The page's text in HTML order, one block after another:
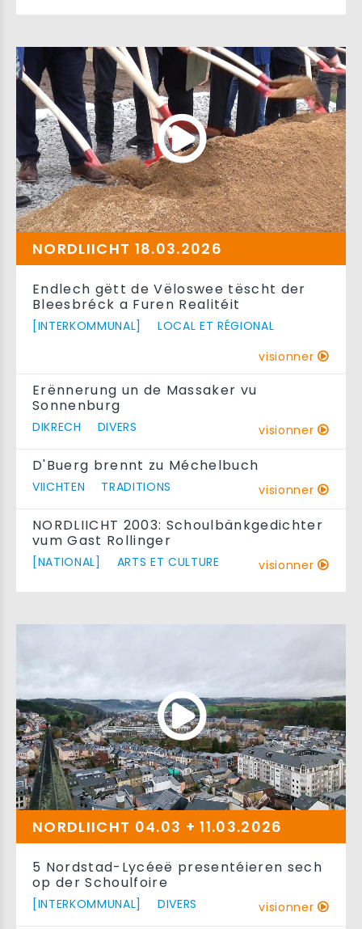
NORDLIICHT 18.03.2026
Endlech gëtt de Vëloswee tëscht der
Bleesbréck a Furen Realitéit
[INTERKOMMUNAL]
LOCAL ET RÉGIONAL
visionner
Erënnerung un de Massaker vu
Sonnenburg
DIKRECH DIVERS visionner
D'Buerg brennt zu Méchelbuch
VIICHTEN TRADITIONS visionner
NORDLIICHT 2003: Schoulbänkgedichter
vum Gast Rollinger
[NATIONAL] ARTS ET CULTURE visionner
NORDLIICHT 04.03 + 11.03.2026
5 Nordstad-Lycéeë presentéieren sech
op der Schoulfoire
[INTERKOMMUNAL] DIVERS visionner